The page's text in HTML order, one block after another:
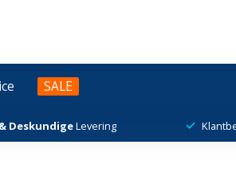
SALE
DeskundigeLevering